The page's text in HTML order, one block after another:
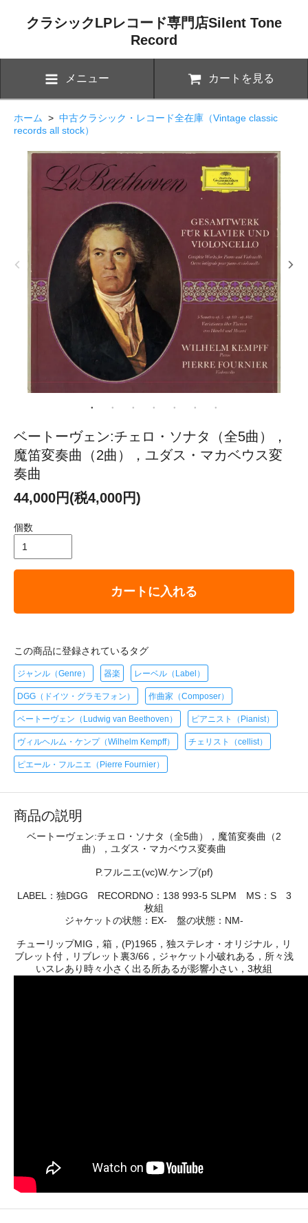
クラシックLPレコード専門店Silent Tone
Record
メニュー カートを見る
ホーム > 中古クラシック・レコード全在庫（Vintage classic
records all stock）
ベートーヴェン:チェロ・ソナタ（全5曲），
魔笛変奏曲（2曲），ユダス・マカベウス変
奏曲
44,000円(税4,000円)
個数
カートに入れる
この商品に登録されているタグ
ジャンル（Genre） 器楽 レーベル（Label）
DGG（ドイツ・グラモフォン） 作曲家（Composer）
ベートーヴェン（Ludwig van Beethoven） ピアニスト（Pianist）
ヴィルヘルム・ケンプ（Wilhelm Kempff） チェリスト（cellist）
ピエール・フルニエ（Pierre Fournier）
商品の説明
ベートーヴェン:チェロ・ソナタ（全5曲），魔笛変奏曲（2
曲），ユダス・マカベウス変奏曲
P.フルニエ(vc)W.ケンプ(pf)
LABEL：独DGG RECORDNO：138 993-5 SLPM MS：S 3
枚組
ジャケットの状態：EX- 盤の状態：NM-
チューリップMIG，箱，(P)1965，独ステレオ・オリジナル，リ
ブレット付，リブレット裏3/66，ジャケット小破れある，所々浅
いスレあり時々小さく出る所あるが影響小さい，3枚組